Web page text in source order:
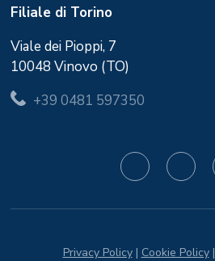
Filiale di Torino
Viale dei Pioppi, 7
10048 Vinovo (TO)
+39 0481 597350
Privacy Policy| Cookie Policy|